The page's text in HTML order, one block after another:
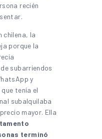
recién
chilena, la
porque la
subarriendos
y
tenía el
subalquilaba
mayor. Ella
terminó